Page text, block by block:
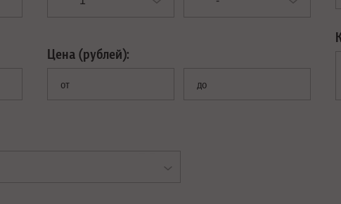
Цена (рублей):
от до